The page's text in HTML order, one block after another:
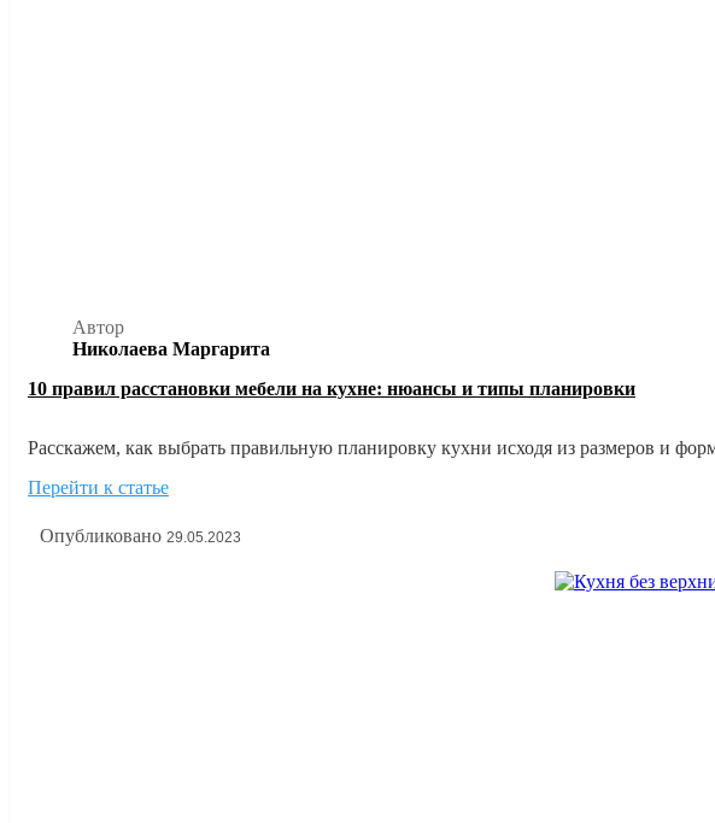
Автор
Николаева Маргарита
10 правил расстановки мебели на кухне: нюансы и типы планировки
Расскажем, как выбрать правильную планировку кухни исходя из размеров и
наглядных фото примерах расстановки мебели на кухне.
Перейти к статье
Опубликовано 29.05.2023